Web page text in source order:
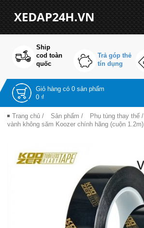
Ship
cod toàn
quốc
Trả góp thẻ
tín dụng
Giỏ hàng có 0 sản phẩm
0 ₫
Trang chủ / Sản phẩm / Phụ tùng thay thế /
vành không săm Koozer chính hãng (cuộn 1.2m)